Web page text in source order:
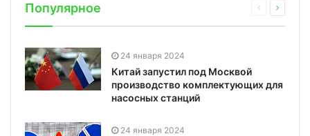
Популярное
24 января 2024
Китай запустил под Москвой
производство комплектующих для
насосных станций
24 января 2024